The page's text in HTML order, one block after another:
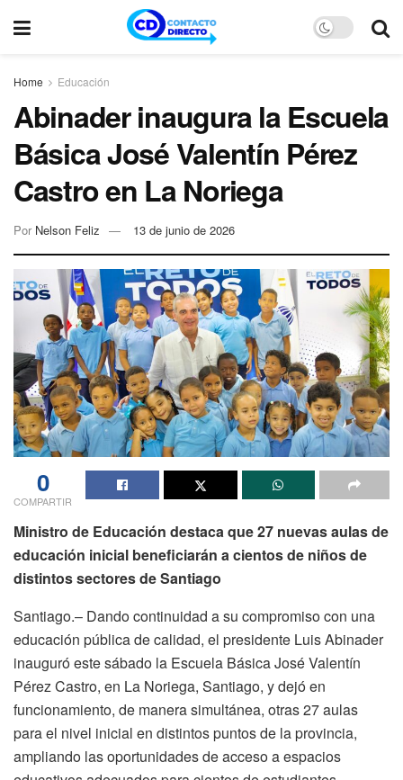
Home Educación
Abinader inaugura la Escuela
Básica José Valentín Pérez
Castro en La Noriega
Por Nelson Feliz 13 de junio de 2026
0
COMPARTIR
Ministro de Educación destaca que 27 nuevas aulas de
educación inicial beneficiarán a cientos de niños de
distintos sectores de Santiago
Santiago.– Dando continuidad a su compromiso con una
educación pública de calidad, el presidente Luis Abinader
inauguró este sábado la Escuela Básica José Valentín
Pérez Castro, en La Noriega, Santiago, y dejó en
funcionamiento, de manera simultánea, otras 27 aulas
para el nivel inicial en distintos puntos de la provincia,
ampliando las oportunidades de acceso a espacios